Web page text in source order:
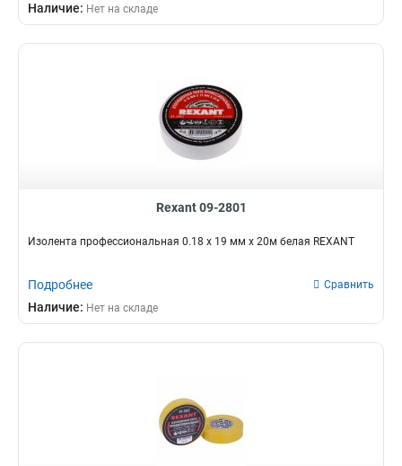
Наличие: Нет на складе
Rexant 09-2801
Изолента профессиональная 0.18 х 19 мм х 20м белая REXANT
Подробнее Сравнить
Наличие: Нет на складе